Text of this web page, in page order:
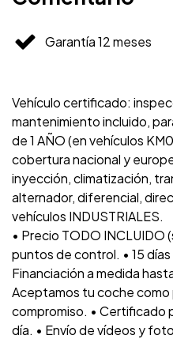
Garantía 12 meses
Vehículo certificado:
mantenimiento incluido,
de 1 AÑO (en vehículos
cobertura nacional y
inyección, climatización,
alternador, diferencial,
vehículos INDUSTRIALES.
• Precio TODO
puntos de control. • 15
Financiación a medida
Aceptamos tu coche como
compromiso. • Certificado
día. • Envío de vídeos y